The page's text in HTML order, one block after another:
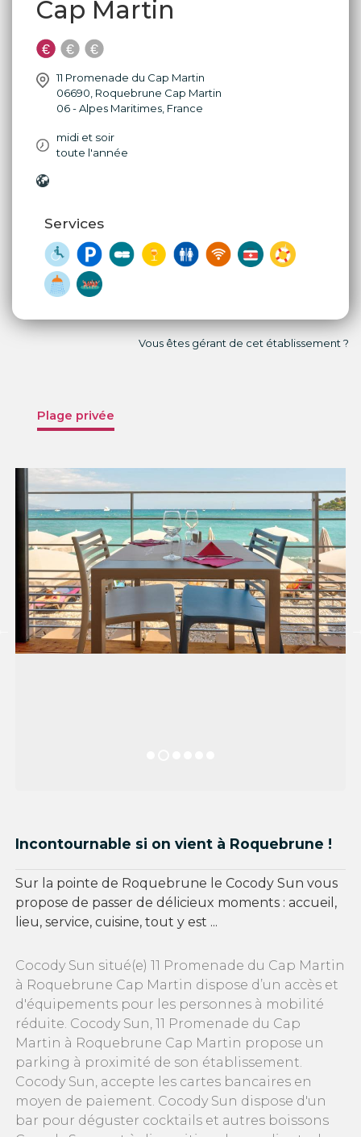
Cap Martin
11 Promenade du Cap Martin
06690, Roquebrune Cap Martin
06 - Alpes Maritimes, France
midi et soir
toute l'année
Services
Vous êtes gérant de cet établissement ?
Plage privée
Incontournable si on vient à Roquebrune !
Sur la pointe de Roquebrune le Cocody Sun vous
propose de passer de délicieux moments : accueil,
lieu, service, cuisine, tout y est ...
Cocody Sun situé(e) 11 Promenade du Cap Martin
à Roquebrune Cap Martin dispose d’un accès et
d'équipements pour les personnes à mobilité
réduite. Cocody Sun, 11 Promenade du Cap
Martin à Roquebrune Cap Martin propose un
parking à proximité de son établissement.
Cocody Sun, accepte les cartes bancaires en
moyen de paiement. Cocody Sun dispose d'un
bar pour déguster cocktails et autres boissons